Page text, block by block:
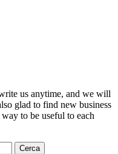
us anytime, and we will
glad to find new business
to be useful to each